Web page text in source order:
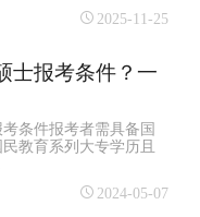
2025-11-25
士报考条件？一
条件报考者需具备国
教育系列大专学历且
2024-05-07